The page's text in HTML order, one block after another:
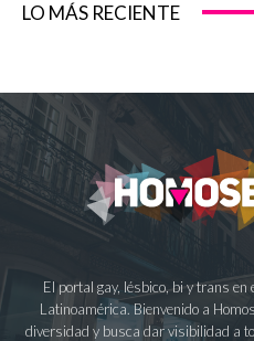
LO MÁS RECIENTE
El portal gay, lésbico, bi y trans
Latinoamérica. Bienvenido a
diversidad y busca dar visibilidad a